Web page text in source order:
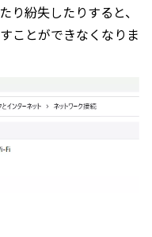
り紛失したりすると、
ことができなくなりま